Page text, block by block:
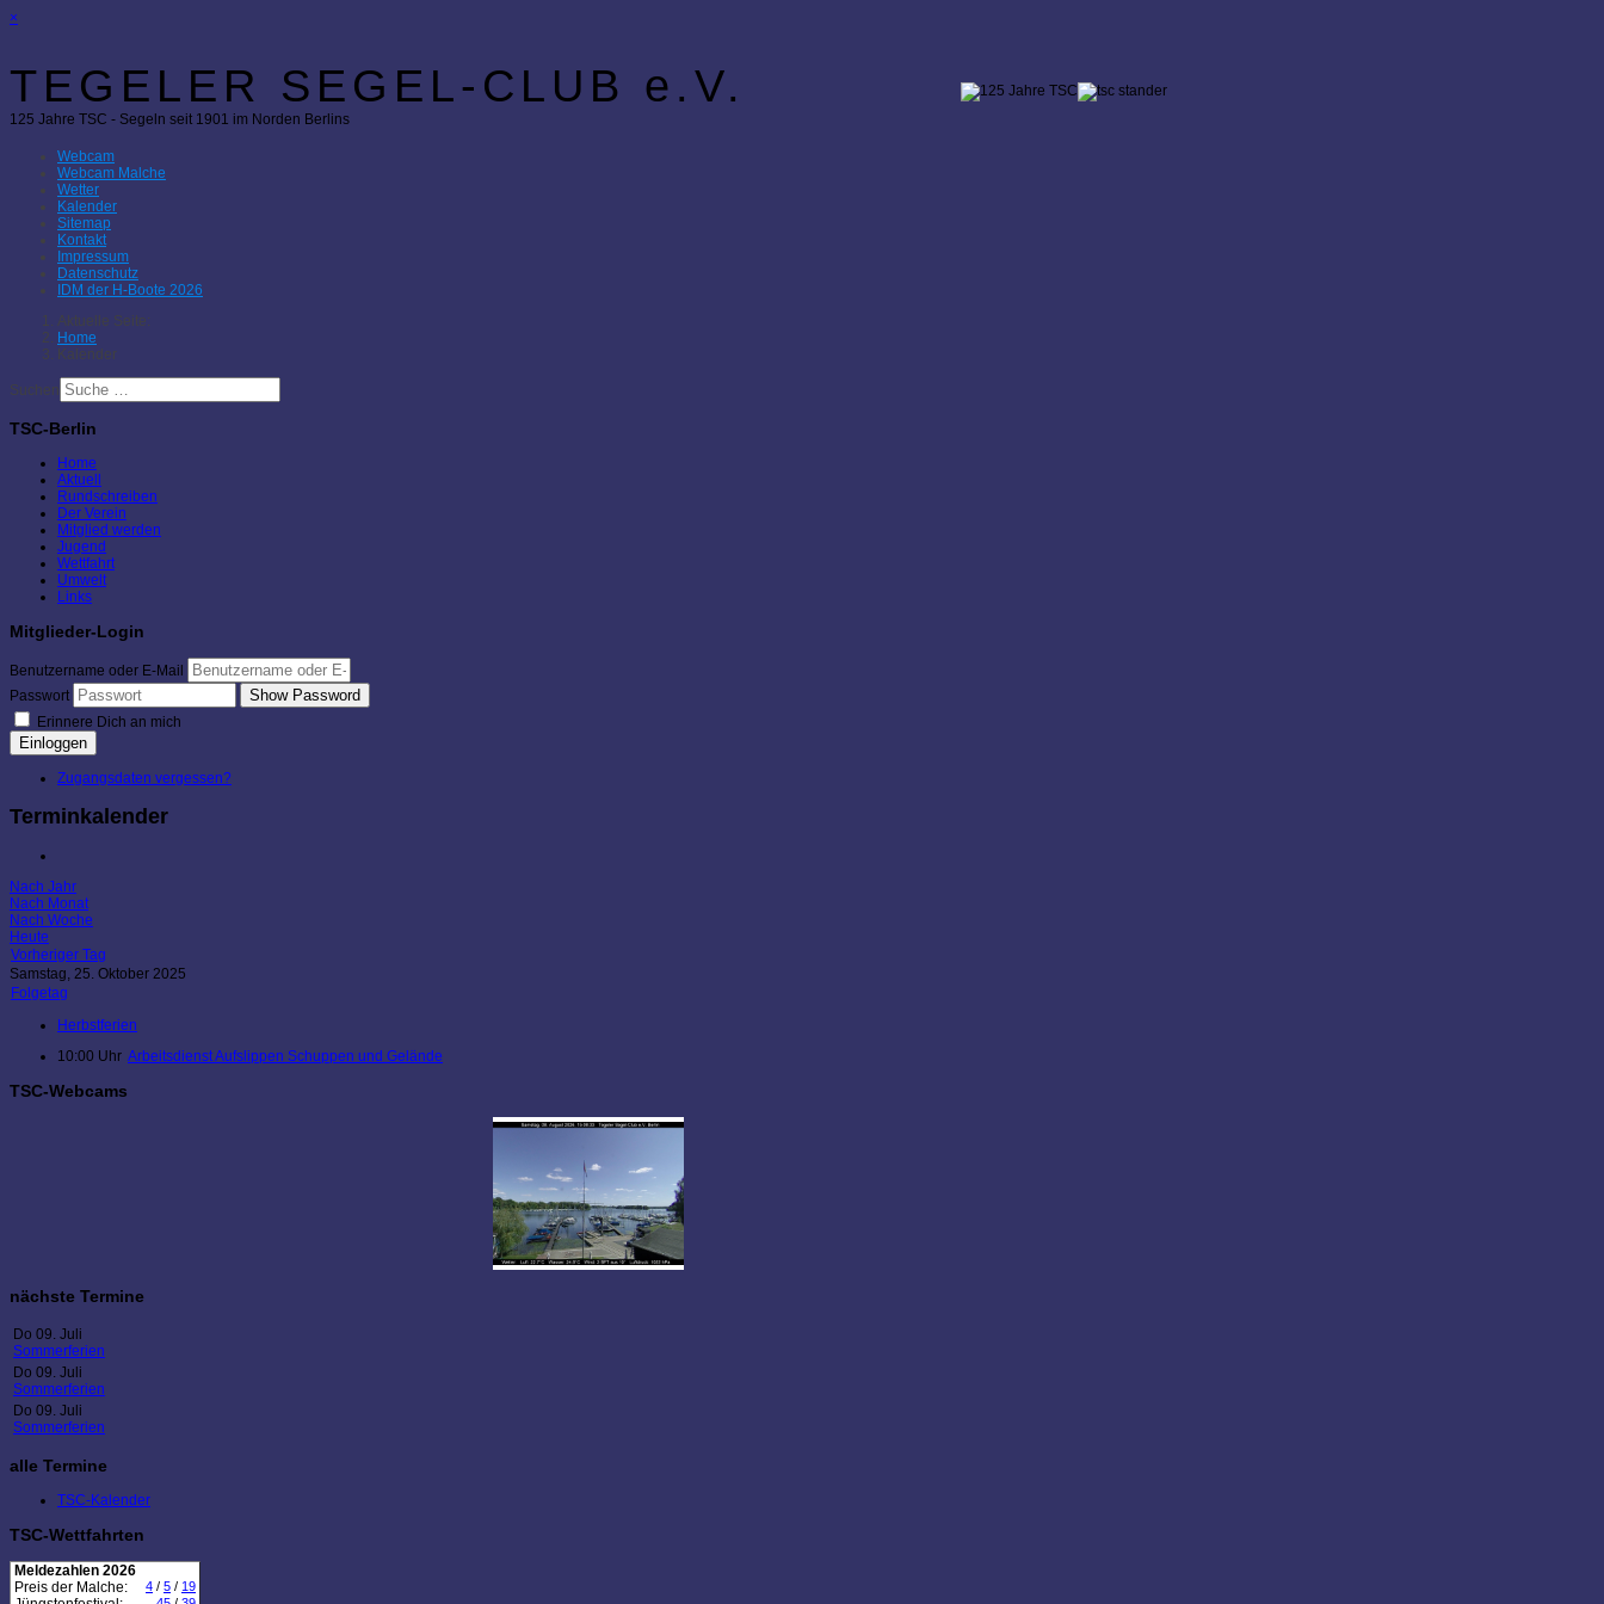
×
TEGELER SEGEL-CLUB e.V.
125 Jahre TSC - Segeln seit 1901 im Norden Berlins
Webcam
Webcam Malche
Wetter
Kalender
Sitemap
Kontakt
Impressum
Datenschutz
IDM der H-Boote 2026
Aktuelle Seite:
Home
Kalender
Suchen
TSC-Berlin
Home
Aktuell
Rundschreiben
Der Verein
Mitglied werden
Jugend
Wettfahrt
Umwelt
Links
Mitglieder-Login
Benutzername oder E-Mail
Passwort
Show Password
Erinnere Dich an mich
Einloggen
Zugangsdaten vergessen?
Terminkalender
Nach Jahr
Nach Monat
Nach Woche
Heute
Vorheriger Tag
Samstag, 25. Oktober 2025
Folgetag
Herbstferien
10:00 Uhr Arbeitsdienst Aufslippen Schuppen und Gelände
TSC-Webcams
nächste Termine
Do 09. Juli
Sommerferien
Do 09. Juli
Sommerferien
Do 09. Juli
Sommerferien
alle Termine
TSC-Kalender
TSC-Wettfahrten
Meldezahlen 2026
Preis der Malche:
4 / 5 / 19